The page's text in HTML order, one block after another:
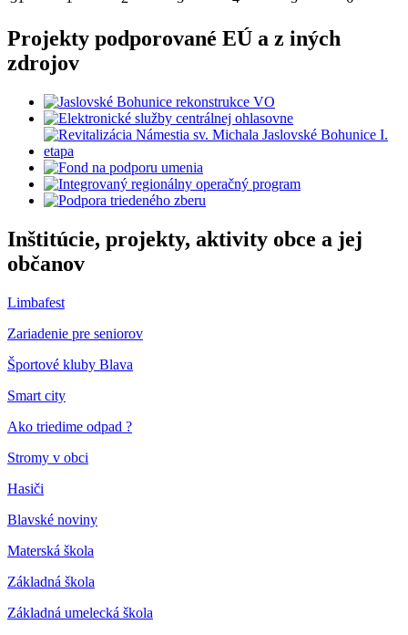
Projekty podporované EÚ a z iných
zdrojov
Inštitúcie, projekty, aktivity obce a jej
občanov
Limbafest
Zariadenie pre seniorov
Športové kluby Blava
Smart city
Ako triedime odpad ?
Stromy v obci
Hasiči
Blavské noviny
Materská škola
Základná škola
Základná umelecká škola